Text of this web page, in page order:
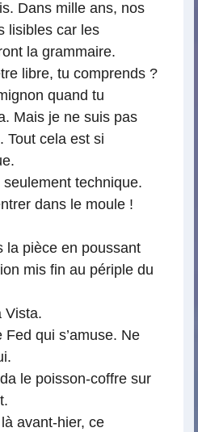
Dans mille ans, nos
lisibles car les
la grammaire.
libre, tu comprends ?
quand tu
Mais je ne suis pas
Tout cela est si
seulement technique.
dans le moule !
la pièce en poussant
mis fin au périple du
Vista.
Fed qui s’amuse. Ne
le poisson-coffre sur
avant-hier, ce